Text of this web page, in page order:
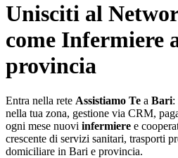
Unisciti al
come Infermiere
provincia
Entra nella rete Assistiamo Te a Bari:
nella tua zona, gestione via CRM,
ogni mese nuovi infermiere e
crescente di servizi sanitari, trasporti
domiciliare in Bari e provincia.